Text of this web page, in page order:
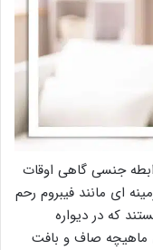
جنسی گاهی اوقات
ای مانند فیبروم رحم
که در دیواره
ماهیچه صاف و بافت